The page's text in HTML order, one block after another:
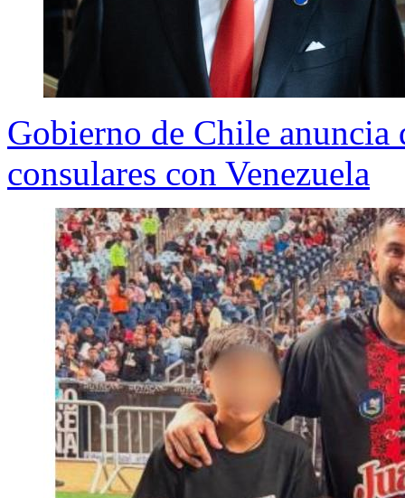
Gobierno de Chile anuncia
consulares con Venezuela